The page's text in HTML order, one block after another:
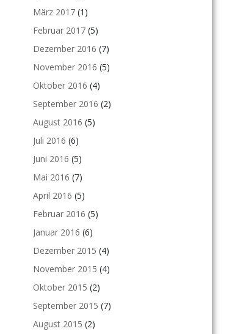
März 2017 (1)
Februar 2017 (5)
Dezember 2016 (7)
November 2016 (5)
Oktober 2016 (4)
September 2016 (2)
August 2016 (5)
Juli 2016 (6)
Juni 2016 (5)
Mai 2016 (7)
April 2016 (5)
Februar 2016 (5)
Januar 2016 (6)
Dezember 2015 (4)
November 2015 (4)
Oktober 2015 (2)
September 2015 (7)
August 2015 (2)